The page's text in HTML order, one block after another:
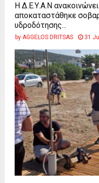
Η Δ.Ε.Υ.Α.Ν
αποκαταστάθηκε
υδροδότησης...
by AGGELOS DRITSAS 31